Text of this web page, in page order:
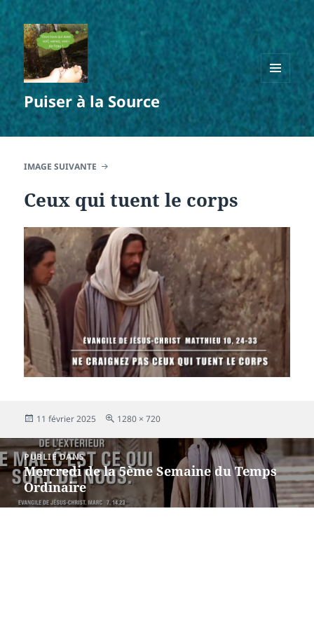
Puiser à la Source
MENU
ET
WIDGETS
IMAGE SUIVANTE
Ceux qui tuent le corps
Publié
11 février 2025
Taille
1280 × 720
Navigation
de
l’article
PUBLIÉ DANS
Mercredi de la 5ème Semaine du Temps
Ordinaire